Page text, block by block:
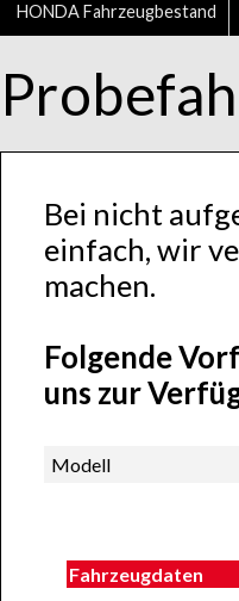
HONDA Fahrzeugbestand
Bei nicht
einfach, wir
machen.
Folgende
uns zur
Modell
Fahrzeugdaten